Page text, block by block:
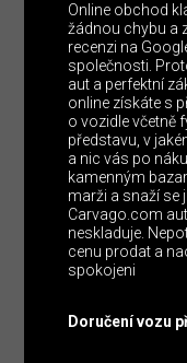
Online obchod
žádnou chybu a
recenzi na
společnosti.
aut a perfektní
online získáte s
o vozidle včetně
představu, v
a nic vás po
kamenným
marži a snaží se
Carvago.com
neskladuje.
cenu prodat a
spokojeni
Doručení vozu